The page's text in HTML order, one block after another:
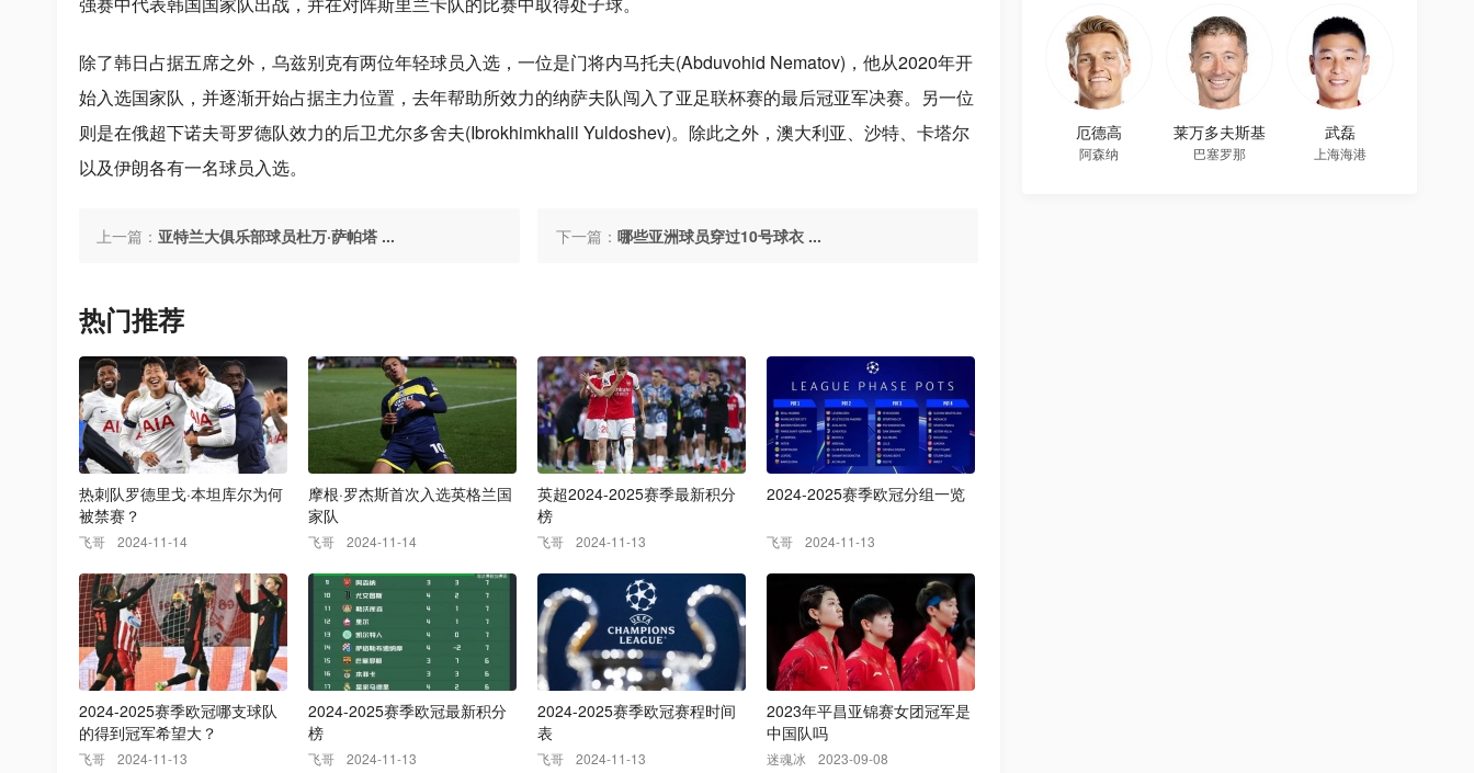
除了韩日占据五席之外，乌兹别克有两位年轻球员入选，一位是门将内马托夫(Abduvohid Nematov)，他从2020年开
始入选国家队，并逐渐开始占据主力位置，去年帮助所效力的纳萨夫队闯入了亚足联杯赛的最后冠亚军决赛。另一位
则是在俄超下诺夫哥罗德队效力的后卫尤尔多舍夫(Ibrokhimkhalil Yuldoshev)。除此之外，澳大利亚、沙特、卡塔尔
以及伊朗各有一名球员入选。
上一篇： 亚特兰大俱乐部球员杜万·萨帕塔 ... 下一篇： 哪些亚洲球员穿过10号球衣 ...
热门推荐
热刺队罗德里戈·本坦库尔为何
被禁赛？
飞哥 2024-11-14
摩根·罗杰斯首次入选英格兰国
家队
飞哥 2024-11-14
英超2024-2025赛季最新积分
榜
飞哥 2024-11-13
2024-2025赛季欧冠分组一览
飞哥 2024-11-13
2024-2025赛季欧冠哪支球队
的得到冠军希望大？
飞哥 2024-11-13
2024-2025赛季欧冠最新积分
榜
飞哥 2024-11-13
2024-2025赛季欧冠赛程时间
表
飞哥 2024-11-13
2023年平昌亚锦赛女团冠军是
中国队吗
迷魂冰 2023-09-08
厄德高
阿森纳
莱万多夫斯基
巴塞罗那
武磊
上海海港